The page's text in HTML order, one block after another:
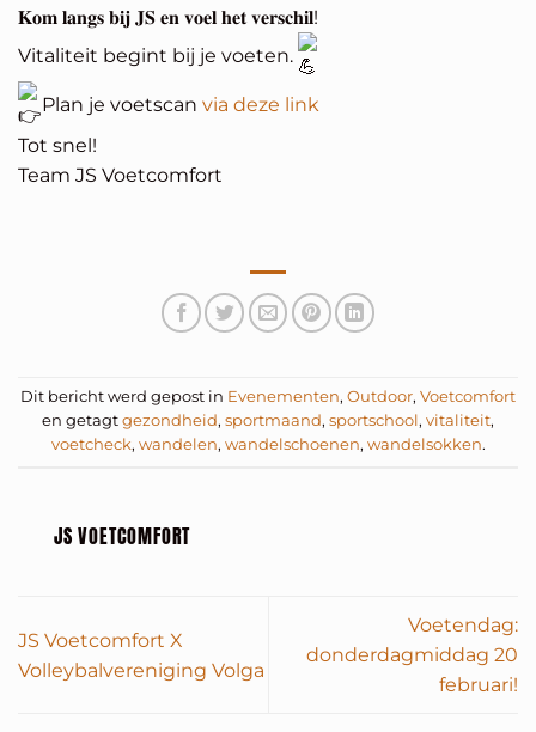
𝐊𝐨𝐦 𝐥𝐚𝐧𝐠𝐬 𝐛𝐢𝐣 𝐉𝐒 𝐞𝐧 𝐯𝐨𝐞𝐥 𝐡𝐞𝐭 𝐯𝐞𝐫𝐬𝐜𝐡𝐢𝐥!
Vitaliteit begint bij je voeten.
Plan je voetscan via deze link
Tot snel!
Team JS Voetcomfort
Dit bericht werd gepost in Evenementen, Outdoor, Voetcomfort
en getagt gezondheid, sportmaand, sportschool, vitaliteit,
voetcheck, wandelen, wandelschoenen, wandelsokken.
JS VOETCOMFORT
JS Voetcomfort X
Volleybalvereniging Volga
Voetendag:
donderdagmiddag 20
februari!